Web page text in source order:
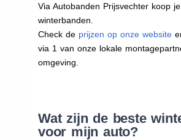
Via Autobanden Prijsvechter koop
winterbanden.
Check de prijzen op onze website
via 1 van onze lokale
omgeving.
Wat zijn de beste
voor mijn auto?